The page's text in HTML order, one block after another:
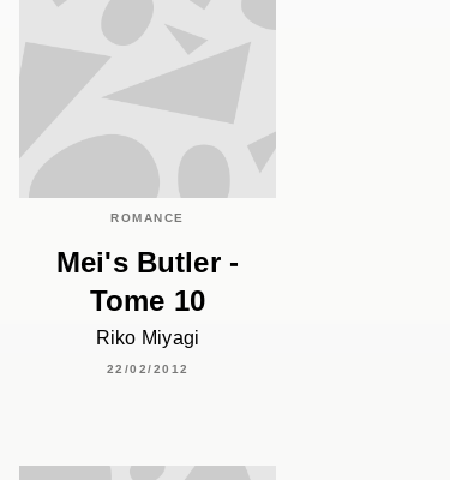
ROMANCE
Mei's Butler -
Tome 10
Riko Miyagi
22/02/2012